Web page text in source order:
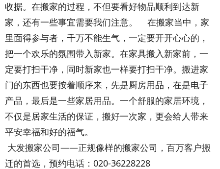
收据。在搬家的过程，不但要看好物品顺利到达新
家，还有一些事宜需要我们注意。 在搬家当中，家
里面得参与者，千万不能生气，一定要开开心心的，
把一个欢乐的氛围带入新家。在家具搬入新家前，一
定要打扫干净，同时新家也一样要打扫干净。搬进家
门的东西也要按着顺序来，先是厨房用品，在是电子
产品，最后是一些家居用品。一个舒服的家居环境，
不仅是居家生活的保证，搬好一次家，更会给人带来
平安幸福和好的福气。
大发搬家公司——正规像样的搬家公司，百万客户搬
迁的首选，预约电话：020-36228228